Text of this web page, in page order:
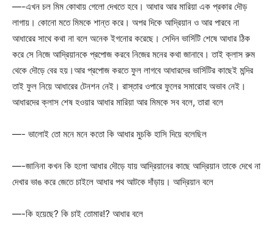
—-এখন চল মিম কোথায় গেলো দেখতে হবে। আধার আর মারিয়া এক প্রকার দৌড়
লাগায়। কোনো মতে মিমকে শান্ত করে। অপর দিকে আদ্রিয়ান ও আর পারবে না
আধারের সাথে কথা না বলে অনেক ইগনোর করেছে। সেদিন ভার্সিটি শেষে আধার ঠিক
করে সে নিজে আদ্রিয়ানকে প্রপোজ করবে নিজের মনের কথা জানাবে। তাই ক্লাস রুম
থেকে দৌড়ে বের হয়।আর প্রপোজ করতে ফুল লাগবে আধারদের ভার্সিটির কাছেই মন্দির
তাই ফুল নিয়ে আধারের টেনশন নেই। রাস্তার ওপারে ফুলের সমারোহ অভাব নেই।
আধারদের ক্লাস শেষ হওয়ার আধার মারিয়া আর মিমকে সব বলে, তারা বলে
—- ভালোই তো মনে মনে কতো কি আধার মুচকি হাসি দিয়ে বলেছিল
—-জানিনা কখন কি হলো আধার দৌড়ে যায় আদ্রিয়ানের কাছে আদ্রিয়ান তাকে দেখে না
দেখার ভাঙ করে জেতে চাইলে আধার পথ আটকে দাঁড়ায়। আদ্রিয়ান বলে
—-কি হয়েছে? কি চাই তোমার!? আধার বলে